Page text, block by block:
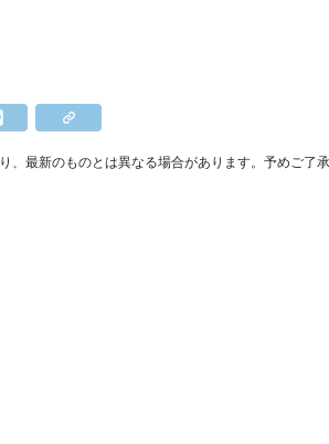
最新のものとは異なる場合があります。予めご了承